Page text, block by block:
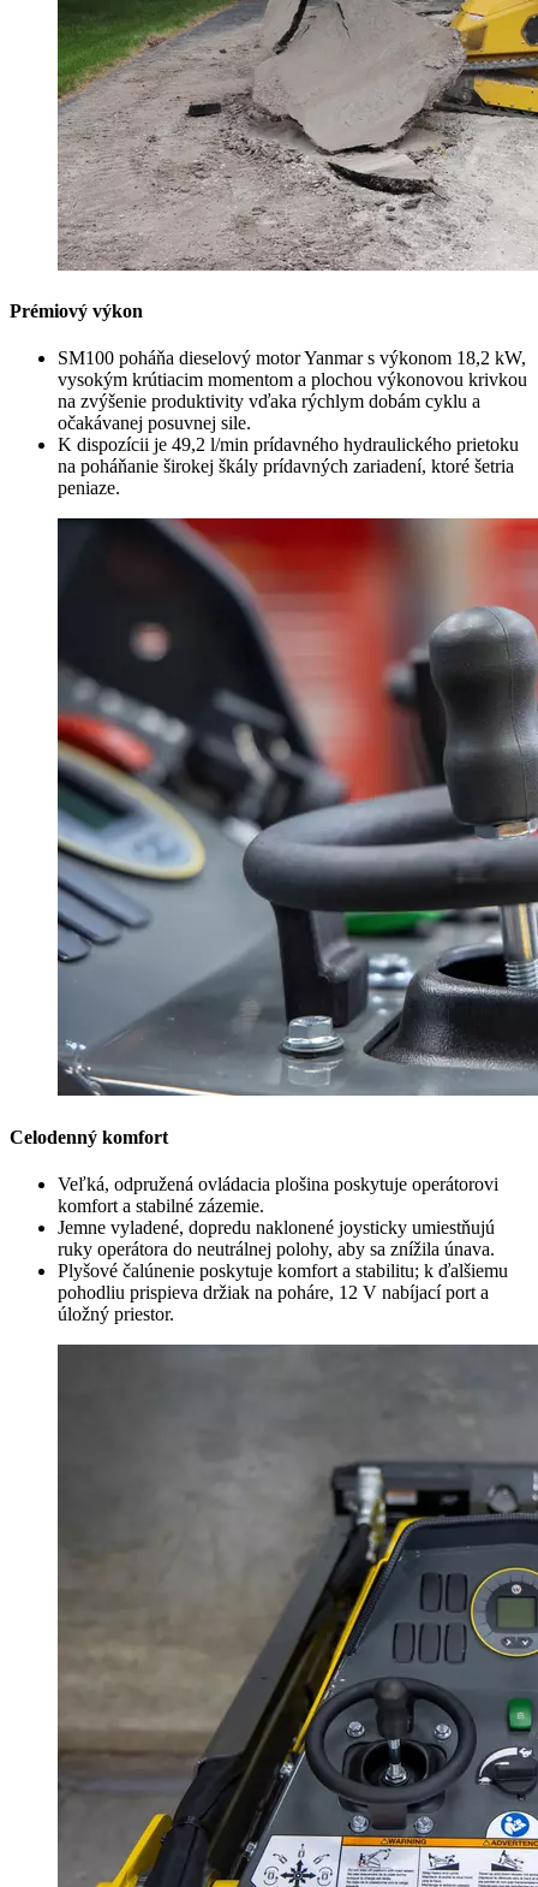
Prémiový výkon
SM100 poháňa dieselový motor Yanmar s výkonom 18,2 kW,
vysokým krútiacim momentom a plochou výkonovou krivkou
na zvýšenie produktivity vďaka rýchlym dobám cyklu a
očakávanej posuvnej sile.
K dispozícii je 49,2 l/min prídavného hydraulického prietoku
na poháňanie širokej škály prídavných zariadení, ktoré šetria
peniaze.
Celodenný komfort
Veľká, odpružená ovládacia plošina poskytuje operátorovi
komfort a stabilné zázemie.
Jemne vyladené, dopredu naklonené joysticky umiestňujú
ruky operátora do neutrálnej polohy, aby sa znížila únava.
Plyšové čalúnenie poskytuje komfort a stabilitu; k ďalšiemu
pohodliu prispieva držiak na poháre, 12 V nabíjací port a
úložný priestor.